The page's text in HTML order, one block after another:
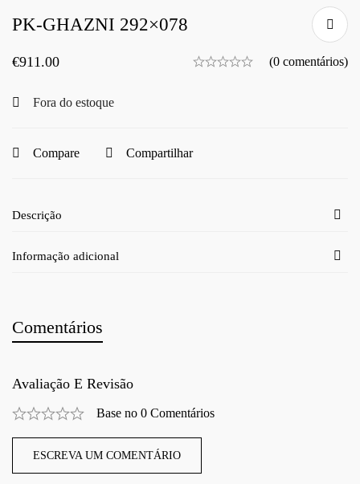
PK-GHAZNI 292×078
€911.00 (0 comentários)
Fora do estoque
Compare Compartilhar
Descrição
Informação adicional
Comentários
Avaliação E Revisão
Base no 0 Comentários
ESCREVA UM COMENTÁRIO